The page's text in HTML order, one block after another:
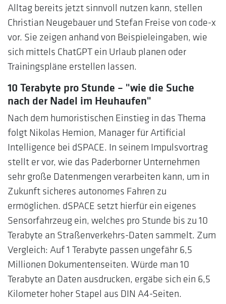
Alltag bereits jetzt sinnvoll nutzen kann, stellen
Christian Neugebauer und Stefan Freise von code-x
vor. Sie zeigen anhand von Beispieleingaben, wie
sich mittels ChatGPT ein Urlaub planen oder
Trainingspläne erstellen lassen.
10 Terabyte pro Stunde – "wie die Suche
nach der Nadel im Heuhaufen"
Nach dem humoristischen Einstieg in das Thema
folgt Nikolas Hemion, Manager für Artificial
Intelligence bei dSPACE. In seinem Impulsvortrag
stellt er vor, wie das Paderborner Unternehmen
sehr große Datenmengen verarbeiten kann, um in
Zukunft sicheres autonomes Fahren zu
ermöglichen. dSPACE setzt hierfür ein eigenes
Sensorfahrzeug ein, welches pro Stunde bis zu 10
Terabyte an Straßenverkehrs-Daten sammelt. Zum
Vergleich: Auf 1 Terabyte passen ungefähr 6,5
Millionen Dokumentenseiten. Würde man 10
Terabyte an Daten ausdrucken, ergäbe sich ein 6,5
Kilometer hoher Stapel aus DIN A4-Seiten.